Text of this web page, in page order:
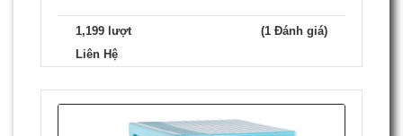
1,199 lượt
(1 Đánh giá)
Liên Hệ